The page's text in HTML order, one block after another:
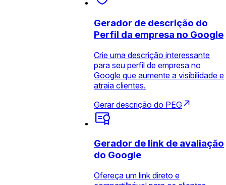
Gerador de descrição do
Perfil da empresa no Google
Crie uma descrição interessante
para seu perfil de empresa no
Google que aumente a visibilidade e
atraia clientes.
Gerar descrição do PEG
Gerador de link de avaliação
do Google
Ofereça um link direto e